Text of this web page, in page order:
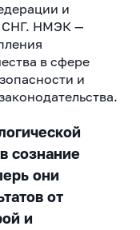
и
СНГ. НМЭК —
в сфере
и
сознание
они
от
и